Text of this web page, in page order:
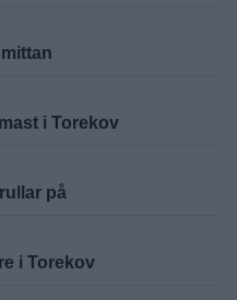
i Torekov
på
i Torekov